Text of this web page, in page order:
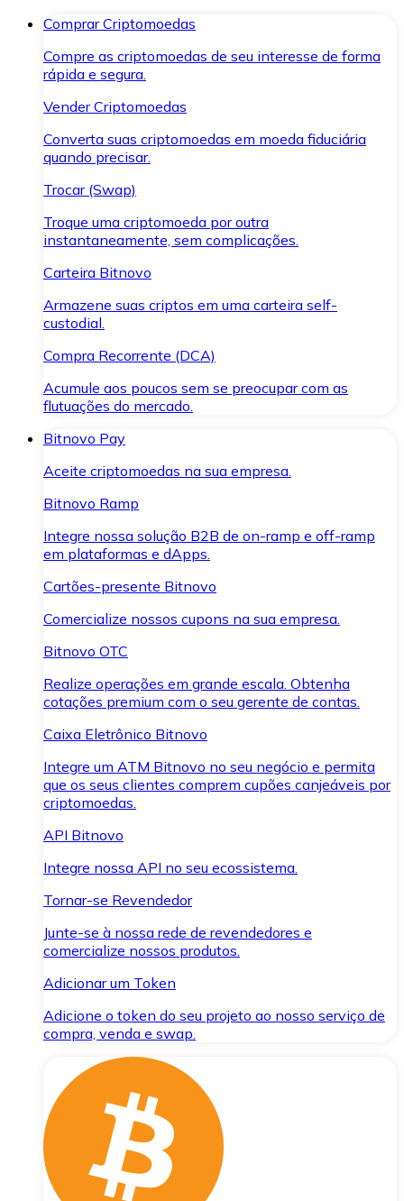
Comprar Criptomoedas
Compre as criptomoedas de seu interesse de forma
rápida e segura.
Vender Criptomoedas
Converta suas criptomoedas em moeda fiduciária
quando precisar.
Trocar (Swap)
Troque uma criptomoeda por outra
instantaneamente, sem complicações.
Carteira Bitnovo
Armazene suas criptos em uma carteira self-
custodial.
Compra Recorrente (DCA)
Acumule aos poucos sem se preocupar com as
flutuações do mercado.
Bitnovo Pay
Aceite criptomoedas na sua empresa.
Bitnovo Ramp
Integre nossa solução B2B de on-ramp e off-ramp
em plataformas e dApps.
Cartões-presente Bitnovo
Comercialize nossos cupons na sua empresa.
Bitnovo OTC
Realize operações em grande escala. Obtenha
cotações premium com o seu gerente de contas.
Caixa Eletrônico Bitnovo
Integre um ATM Bitnovo no seu negócio e permita
que os seus clientes comprem cupões canjeáveis por
criptomoedas.
API Bitnovo
Integre nossa API no seu ecossistema.
Tornar-se Revendedor
Junte-se à nossa rede de revendedores e
comercialize nossos produtos.
Adicionar um Token
Adicione o token do seu projeto ao nosso serviço de
compra, venda e swap.